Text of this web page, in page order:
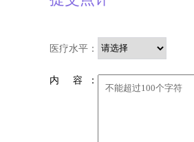
医疗水平：
内 容 ：